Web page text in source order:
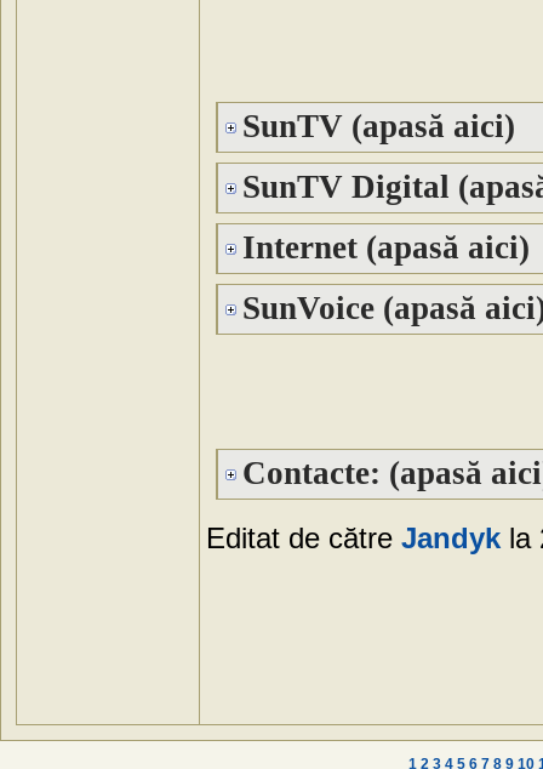
SunTV (apasă aici)
SunTV Digital
Internet (apasă aici)
SunVoice (apasă
Contacte: (apasă
Editat de către Jandykla
1 2 3 4 5 6 7 8 9 10